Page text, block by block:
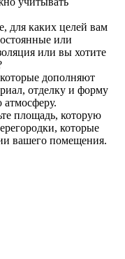
для каких целей вам
или
или вы хотите
дополняют
отделку и форму
атмосферу.
площадь, которую
которые
вашего помещения.